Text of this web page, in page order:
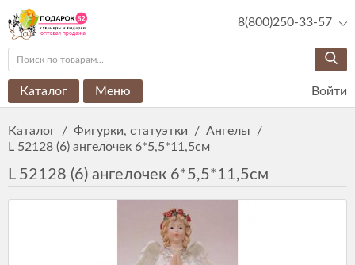
8(800)250-33-57
Каталог Меню Войти
Каталог / Фигурки, статуэтки / Ангелы
/
L 52128 (6) ангелочек 6*5,5*11,5см
L 52128 (6) ангелочек 6*5,5*11,5см